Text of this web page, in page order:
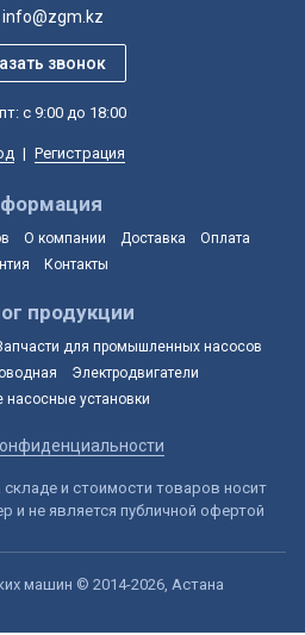
info@zgm.kz
с 9:00 до 18:00
| Регистрация
О компании Доставка
Оплата
Контакты
продукции
для промышленных насосов
Электродвигатели
насосные установки
и стоимости товаров носит
и не является публичной офертой
машин © 2014-2026, Астана